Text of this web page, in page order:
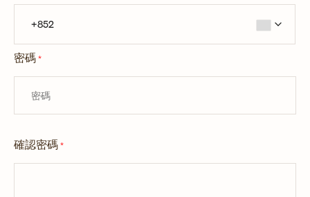
密碼 *
確認密碼 *